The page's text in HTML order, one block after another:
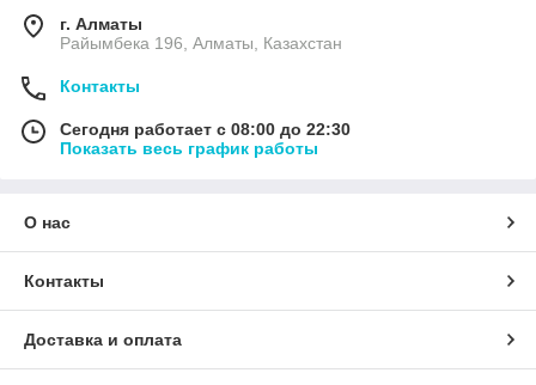
г. Алматы
Райымбека 196, Алматы, Казахстан
Контакты
Сегодня работает с 08:00 до 22:30
Показать весь график работы
О нас
Контакты
Доставка и оплата